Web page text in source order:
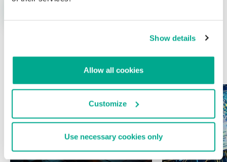
Show details
Allow all cookies
Customize
Use necessary cookies only
ÚLTIMAS PUBLICACIONES